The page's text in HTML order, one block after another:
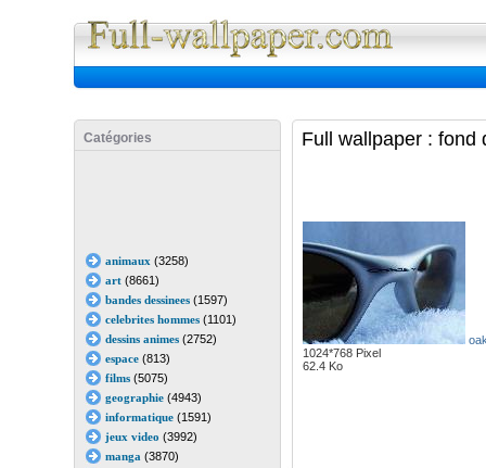
Catégories
animaux (3258)
art(8661)
bandes dessinees(1597)
celebrites hommes(1101)
dessins animes(2752)
espace(813)
films(5075)
geographie(4943)
informatique(1591)
jeux video (3992)
manga (3870)
Full wallpaper : fond
1024*768 Pixel
62.4 Ko